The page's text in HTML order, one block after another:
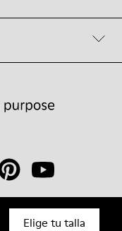
Elige tu talla